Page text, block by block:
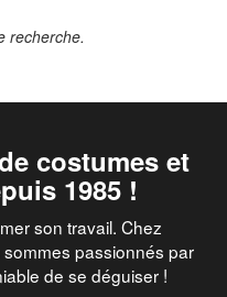
recherche.
costumes et
1985 !
son travail. Chez
passionnés par
de se déguiser !